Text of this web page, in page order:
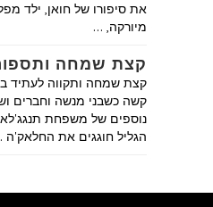
את סיפורו של חואן, ילד
מיורקה, …
קצת שמחה
קצת שמחה ותקווה לעתיד
קשה כשבני מנשה וחברים
נוספים של משפחת
הגליל חוגגים את החלאק'ה